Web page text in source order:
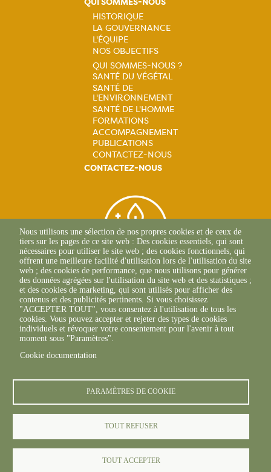
Navigation
principale
HISTORIQUE
LA GOUVERNANCE
L'ÉQUIPE
NOS OBJECTIFS
Navigation
principale
QUI SOMMES-NOUS ?
SANTÉ DU VÉGÉTAL
SANTÉ DE
L'ENVIRONNEMENT
SANTÉ DE L'HOMME
FORMATIONS
ACCOMPAGNEMENT
PUBLICATIONS
CONTACTEZ-NOUS
CONTACTEZ-NOUS
BEAUNE
03 80 25 95 45
ECOLE-VALENTIN
03 81 47 79 20
© FREDON 2019 -Mentions légales
Nous utilisons une sélection de nos propres cookies et de ceux de
tiers sur les pages de ce site web : Des cookies essentiels, qui sont
nécessaires pour utiliser le site web ; des cookies fonctionnels, qui
offrent une meilleure facilité d'utilisation lors de l'utilisation du site
web ; des cookies de performance, que nous utilisons pour générer
des données agrégées sur l'utilisation du site web et des statistiques ;
et des cookies de marketing, qui sont utilisés pour afficher des
contenus et des publicités pertinents. Si vous choisissez
"ACCEPTER TOUT", vous consentez à l'utilisation de tous les
cookies. Vous pouvez accepter et rejeter des types de cookies
individuels et révoquer votre consentement pour l'avenir à tout
moment sous "Paramètres".
Cookie documentation
PARAMÈTRES DE COOKIE
TOUT REFUSER
TOUT ACCEPTER